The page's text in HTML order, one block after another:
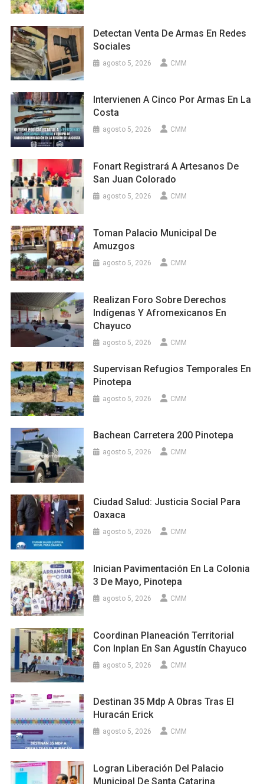
Detectan Venta De Armas En Redes
Sociales
agosto 5, 2026 CMM
Intervienen A Cinco Por Armas En La
Costa
agosto 5, 2026 CMM
Fonart Registrará A Artesanos De
San Juan Colorado
agosto 5, 2026 CMM
Toman Palacio Municipal De
Amuzgos
agosto 5, 2026 CMM
Realizan Foro Sobre Derechos
Indígenas Y Afromexicanos En
Chayuco
agosto 5, 2026 CMM
Supervisan Refugios Temporales En
Pinotepa
agosto 5, 2026 CMM
Bachean Carretera 200 Pinotepa
agosto 5, 2026 CMM
Ciudad Salud: Justicia Social Para
Oaxaca
agosto 5, 2026 CMM
Inician Pavimentación En La Colonia
3 De Mayo, Pinotepa
agosto 5, 2026 CMM
Coordinan Planeación Territorial
Con Inplan En San Agustín Chayuco
agosto 5, 2026 CMM
Destinan 35 Mdp A Obras Tras El
Huracán Erick
agosto 5, 2026 CMM
Logran Liberación Del Palacio
Municipal De Santa Catarina